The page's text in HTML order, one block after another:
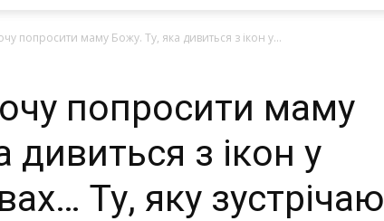
попросити маму Божу. Ту, яка дивиться з ікон у...
попросити маму
дивиться з ікон у
Ту, яку зустрічаю